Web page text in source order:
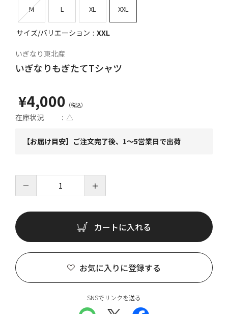
M L XL XXL
サイズ/バリエーション XXL
いぎなり東北産
いぎなりもぎたてTシャツ
¥4,000
在庫状況 △
【お届け目安】ご注文完了後、1～5営業日で出荷
－ ＋
カートに入れる
お気に入りに登録する
SNSでリンクを送る